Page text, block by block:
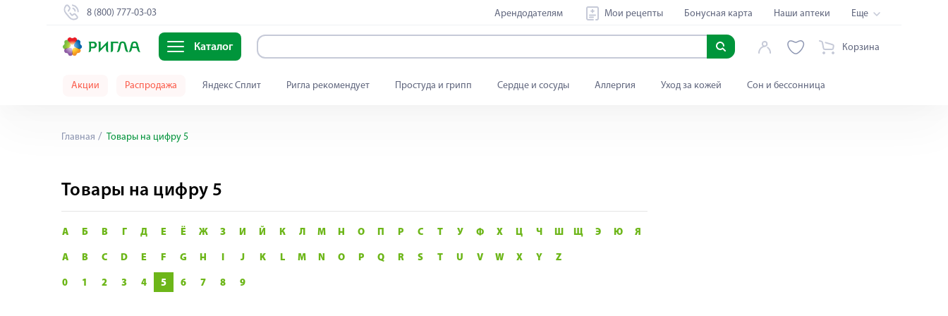
8 (800) 777-03-03 Арендодателям Мои рецепты Бонусная карта Наши аптеки Еще
Каталог Корзина
Акции Распродажа Яндекс Сплит Ригла рекомендует Простуда и грипп Сердце и сосуды Аллергия Уход за кожей Сон и бессонница
Главная Товары на цифру 5
Товары на цифру 5
А Б В Г Д Е Ё Ж З И Й К Л М Н О П Р С Т У Ф Х Ц Ч Ш Щ Э Ю Я
A B C D E F G H I J K L M N O P Q R S T U V W X Y Z
0 1 2 3 4 5 6 7 8 9